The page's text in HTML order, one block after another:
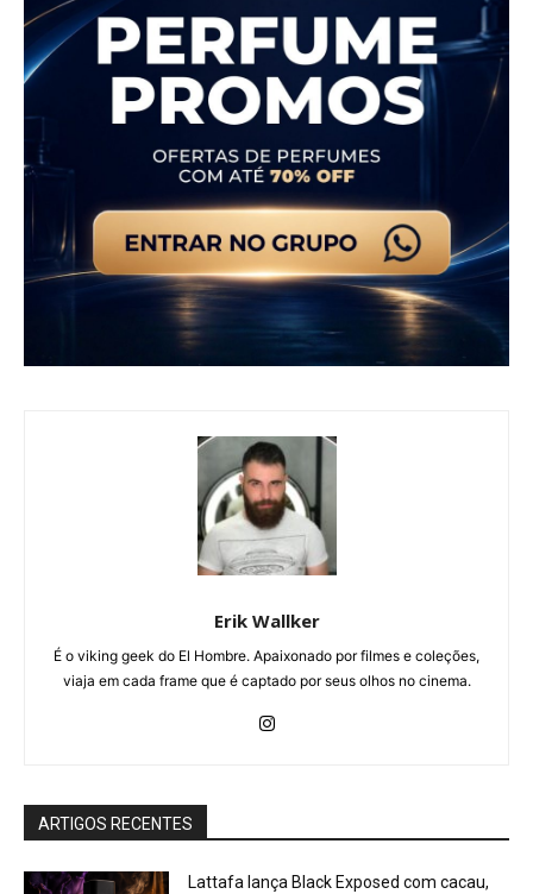
Erik Wallker
É o viking geek do El Hombre. Apaixonado por filmes e coleções,
viaja em cada frame que é captado por seus olhos no cinema.
ARTIGOS RECENTES
Lattafa lança Black Exposed com cacau,